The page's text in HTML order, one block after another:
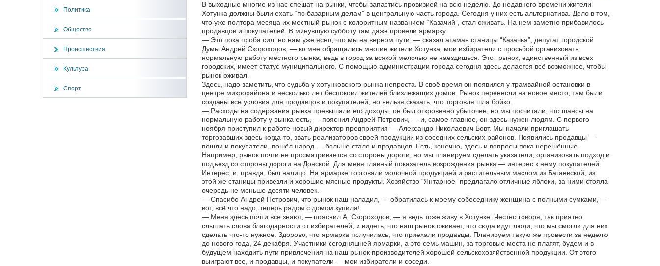
Политика
Общество
Происшествия
Культура
Спорт
В выходные многие из нас спешат на рынки, чтобы запастись провизией на всю неделю. До недавнего времени жители
Хотунка должны были ехать “по базарным делам” в центральную часть города. Сегодня у них есть альтернатива. Дело в том,
что уже полтора месяца их местный рынок с колоритным названием “Казачий”, стал оживать. На нем заметно прибавилось
продавцов и покупателей. В минувшую субботу там даже провели ярмарку.
— Это пока проба сил, но нам уже ясно, что мы на верном пути, — сказал атаман станицы “Казачья”, депутат городской
Думы Андрей Скороходов, — ко мне обращались многие жители Хотунка, мои избиратели с просьбой организовать
нормальную работу местного рынка, ведь в город за всякой мелочью не наездишься. Этот рынок, единственный из всех
городских, имеет статус муниципального. С помощью администрации города сегодня здесь делается всё возможное, чтобы
рынок оживал.
Здесь, надо заметить, что судьба у хотунковского рынка непроста. В своё время он появился у трамвайной остановки в
центре микрорайона и несколько лет беспокоил жителей близлежащих домов. Рынок перенесли на новое место, там были
созданы все условия для продавцов и покупателей, но нельзя сказать, что торговля шла бойко.
— Расходы на содержания рынка превышали его доходы, он был откровенно убыточен, но мы посчитали, что шансы на
нормальную работу у рынка есть, — пояснил Андрей Петрович, — и, самое главное, он здесь нужен людям. С первого
ноября приступил к работе новый директор предприятия — Александр Николаевич Бовт. Мы начали приглашать
торговавших здесь когда-то, звать реализаторов своей продукции из соседних сельских районов. Появились продавцы —
пошли и покупатели, пошёл народ — больше стало и продавцов. Есть, конечно, здесь и вопросы пока нерешённые.
Например, рынок почти не просматривается со стороны дороги, но мы планируем сделать указатели, организовать подход и
подъезд со стороны дороги на Донской. Для меня главный показатель возрождения рынка — интерес к нему покупателей.
Интерес, и, правда, был налицо. На ярмарке торговали молочной продукцией и растительным маслом из Багаевской, из
этой же станицы привезли и хорошие мясные продукты. Хозяйство “Янтарное” предлагало отличные яблоки, за ними стояла
очередь не меньше десяти человек.
— Спасибо Андрей Петрович, что рынок наш наладил, — обратилась к моему собеседнику женщина с полными сумками, —
вот, всё что надо, теперь рядом с домом купила!
— Меня здесь почти все знают, — пояснил А. Скороходов, — я ведь тоже живу в Хотунке. Честно говоря, так приятно
слышать слова благодарности от избирателей, и видеть, что наш рынок оживает, что сюда идут люди, что мы смогли для них
сделать что-то нужное. Здорово, что ярмарка получилась, что приехали продавцы. Планируем такую же провести за неделю
до нового года, 24 декабря. Участники сегодняшней ярмарки, а это семь машин, за торговые места не платят, будем и в
будущем находить пути привлечения на наш рынок производителей хорошей сельскохозяйственной продукции. От этого
выиграют все, и продавцы, и покупатели — мои избиратели и соседи.